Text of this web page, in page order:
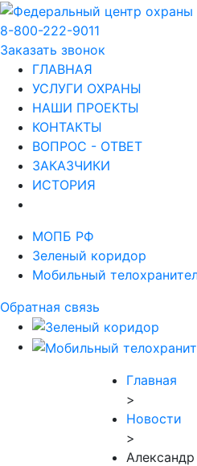
8-800-222-9011
Заказать звонок
ГЛАВНАЯ
УСЛУГИ ОХРАНЫ
НАШИ ПРОЕКТЫ
КОНТАКТЫ
ВОПРОС - ОТВЕТ
ЗАКАЗЧИКИ
ИСТОРИЯ
МОПБ РФ
Зеленый коридор
Мобильный
Обратная связь
Главная
>
Новости
>